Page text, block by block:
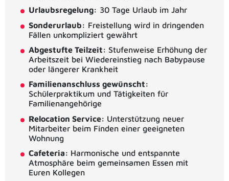
Urlaubsregelung: 30 Tage Urlaub im Jahr
Sonderurlaub: Freistellung wird in dringenden
Fällen unkompliziert gewährt
Abgestufte Teilzeit: Stufenweise Erhöhung der
Arbeitszeit bei Wiedereinstieg nach Babypause
oder längerer Krankheit
Familienanschluss gewünscht:
Schülerpraktikum und Tätigkeiten für
Familienangehörige
Relocation Service: Unterstützung neuer
Mitarbeiter beim Finden einer geeigneten
Wohnung
Cafeteria: Harmonische und entspannte
Atmosphäre beim gemeinsamen Essen mit
Euren Kollegen